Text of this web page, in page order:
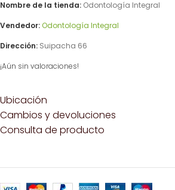
Nombre de la tienda: Odontología Integral
Vendedor:Odontología Integral
Dirección: Suipacha 66
¡Aún sin valoraciones!
Ubicación
Cambios y devoluciones
Consulta de producto